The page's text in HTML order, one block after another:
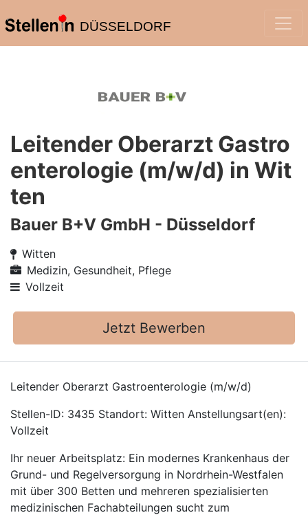
DÜSSELDORF
Leitender Oberarzt Gastro
enterologie (m/w/d) in Wit
ten
Bauer B+V GmbH - Düsseldorf
Witten
Medizin, Gesundheit, Pflege
Vollzeit
Jetzt Bewerben
Leitender Oberarzt Gastroenterologie (m/w/d)
Stellen-ID: 3435 Standort: Witten Anstellungsart(en):
Vollzeit
Ihr neuer Arbeitsplatz: Ein modernes Krankenhaus der
Grund- und Regelversorgung in Nordrhein-Westfalen
mit über 300 Betten und mehreren spezialisierten
medizinischen Fachabteilungen sucht zum